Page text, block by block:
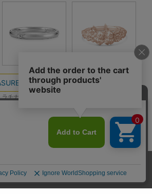
ポケットモンスター
イーブイ ペアリング プ
ラチナ
ポケットモンスター
イ